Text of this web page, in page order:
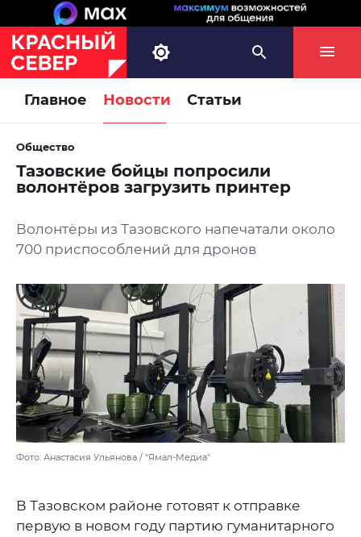
Главное Новости Статьи
Общество
Тазовские бойцы попросили
волонтёров загрузить принтер
Волонтёры из Тазовского напечатали около
700 приспособлений для дронов
Фото: Анастасия Ульянова / "Ямал-Медиа"
В Тазовском районе готовят к отправке
первую в новом году партию гуманитарного